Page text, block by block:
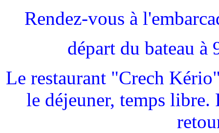
Rendez-vous à
départ du bateau
Le restaurant "Crech
le déjeuner, temps libre.